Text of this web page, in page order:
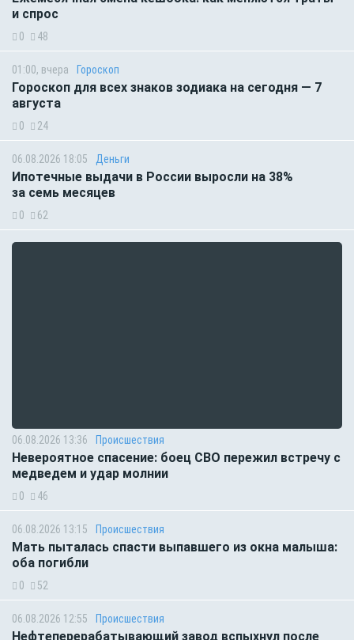
и спрос
0 48
01:00, вчера Гороскоп
Гороскоп для всех знаков зодиака на сегодня — 7
августа
0 24
06.08.2026 18:05 Деньги
Ипотечные выдачи в России выросли на 38%
за семь месяцев
0 62
06.08.2026 13:36 Происшествия
Невероятное спасение: боец СВО пережил встречу с
медведем и удар молнии
0 46
06.08.2026 13:15 Происшествия
Мать пыталась спасти выпавшего из окна малыша:
оба погибли
0 52
06.08.2026 12:55 Происшествия
Нефтеперерабатывающий завод вспыхнул после